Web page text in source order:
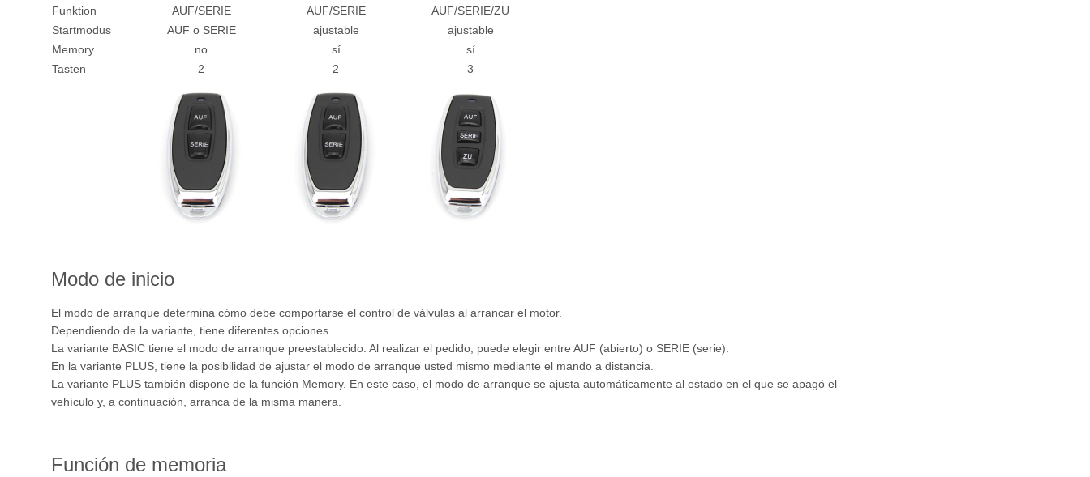
Funktion
AUF/SERIE AUF/SERIE
AUF/SERIE/ZU
Startmodus
AUF o SERIE ajustable
ajustable
Memory
no sí
sí
Tasten
2 2 3
Modo de inicio
El modo de arranque determina cómo debe comportarse el control de válvulas al arrancar el motor.
Dependiendo de la variante, tiene diferentes opciones.
La variante BASIC tiene el modo de arranque preestablecido. Al realizar el pedido, puede elegir entre AUF (abierto) o SERIE (serie).
En la variante PLUS, tiene la posibilidad de ajustar el modo de arranque usted mismo mediante el mando a distancia.
La variante PLUS también dispone de la función Memory. En este caso, el modo de arranque se ajusta automáticamente al estado en el que se apagó el
vehículo y, a continuación, arranca de la misma manera.
Función de memoria